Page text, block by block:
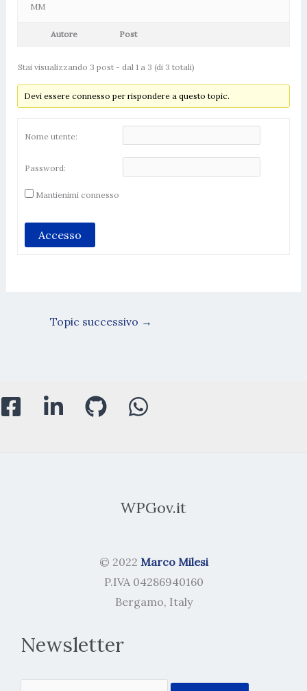
MM
Autore Post
Stai visualizzando 3 post - dal 1 a 3 (di 3 totali)
Devi essere connesso per rispondere a questo topic.
Nome utente:
Password:
Mantienimi connesso
Accesso
Topic successivo →
WPGov.it
© 2022 Marco Milesi
P.IVA 04286940160
Bergamo, Italy
Newsletter